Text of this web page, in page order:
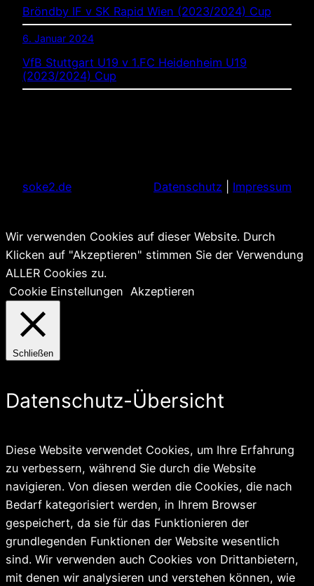
Bröndby IF v SK Rapid Wien (2023/2024) Cup
6. Januar 2024
VfB Stuttgart U19 v 1.FC Heidenheim U19
(2023/2024) Cup
soke2.de Datenschutz Impressum
Wir verwenden Cookies auf dieser Website. Durch
Klicken auf "Akzeptieren" stimmen Sie der Verwendung
ALLER Cookies zu.
Cookie Einstellungen Akzeptieren
Schließen
Datenschutz-Übersicht
Diese Website verwendet Cookies, um Ihre Erfahrung
zu verbessern, während Sie durch die Website
navigieren. Von diesen werden die Cookies, die nach
Bedarf kategorisiert werden, in Ihrem Browser
gespeichert, da sie für das Funktionieren der
grundlegenden Funktionen der Website wesentlich
sind. Wir verwenden auch Cookies von Drittanbietern,
mit denen wir analysieren und verstehen können, wie